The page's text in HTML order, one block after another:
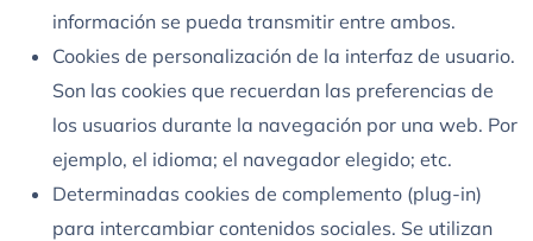
información se pueda transmitir entre ambos.
Cookies de personalización de la interfaz de usuario.
Son las cookies que recuerdan las preferencias de
los usuarios durante la navegación por una web. Por
ejemplo, el idioma; el navegador elegido; etc.
Determinadas cookies de complemento (plug-in)
para intercambiar contenidos sociales. Se utilizan